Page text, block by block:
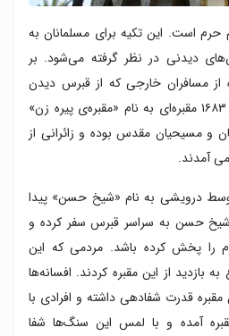
است. این تکیه برای مسلمانان به
دیدنی در نظر گرفته می‌شود. بر
مسافران خارجی که از قبرس دیدن
کرده‌اند، بین سال‌های ۱۷۶۷- ۱۶۸۳ مقبره‌ای به نام «مقبره‌ی پیره زن»
و مسیحیان مقدس بوده و زائرانی از
آمدند.
درویشی به نام «شیخ حسن» پیدا
حسن به سراسر قبرس سفر کرده و
را پخش کرده باشد. مردمی که این
بازدید از این مقبره کردند. افسانه‌ها
قدرت شفادهی داشته و افرادی با
آمده و با لمس این سنگ‌ها شفا